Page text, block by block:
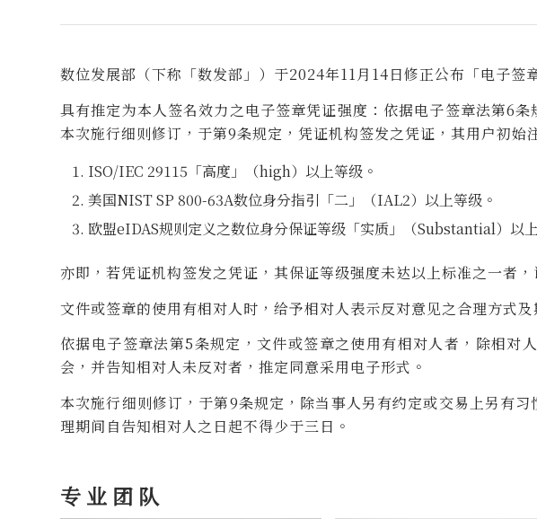
数位发展部（下称「数发部」）于2024年11月14日修正公布「电子签
具有推定为本人签名效力之电子签章凭证强度：依据电子签章法第6
本次施行细则修订，于第9条规定，凭证机构签发之凭证，其用户初
ISO/IEC 29115「高度」（high）以上等级。
美国NIST SP 800-63A数位身分指引「二」（IAL2）以上等级。
欧盟eIDAS规则定义之数位身分保证等级「实质」（Substantial）以
亦即，若凭证机构签发之凭证，其保证等级强度未达以上标准之一者
文件或签章的使用有相对人时，给予相对人表示反对意见之合理方式及
依据电子签章法第5条规定，文件或签章之使用有相对人者，除相对
会，并告知相对人未反对者，推定同意采用电子形式。
本次施行细则修订，于第9条规定，除当事人另有约定或交易上另有
理期间自告知相对人之日起不得少于三日。
专业团队